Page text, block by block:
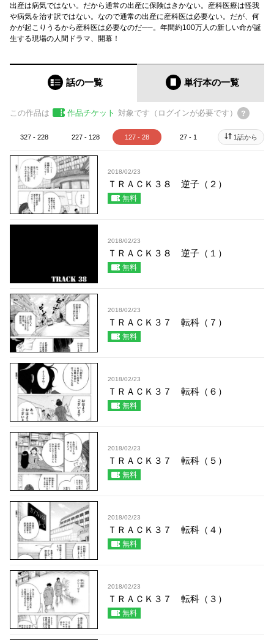
出産は病気ではない。だから通常の出産に保険はきかない。産科医療は怪我
や病気を治す訳ではない。なので通常の出産に産科医は必要ない。だが、何
かが起こりうるから産科医は必要なのだ──。年間約100万人の新しい命が誕
生する現場の人間ドラマ、開幕！
話の一覧 単行本の一覧
この作品は 作品チケット 対象です（ログインが必要です）
327 - 228 227 - 128 127 - 28 27 - 1 1話から
2018/02/23
ＴＲＡＣＫ３８ 逆子（２）
無料
2018/02/23
ＴＲＡＣＫ３８ 逆子（１）
無料
2018/02/23
ＴＲＡＣＫ３７ 転科（７）
無料
2018/02/23
ＴＲＡＣＫ３７ 転科（６）
無料
2018/02/23
ＴＲＡＣＫ３７ 転科（５）
無料
2018/02/23
ＴＲＡＣＫ３７ 転科（４）
無料
2018/02/23
ＴＲＡＣＫ３７ 転科（３）
無料